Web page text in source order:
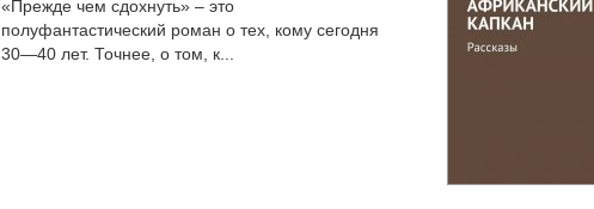
«Прежде чем сдохнуть» – это
полуфантастический роман о тех, кому сегодня
30—40 лет. Точнее, о том, к...